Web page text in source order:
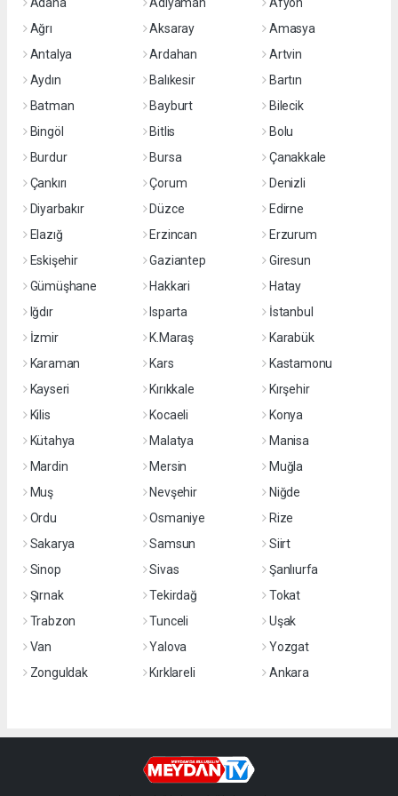
Ağrı
Aksaray
Amasya
Antalya
Ardahan
Artvin
Aydın
Balıkesir
Bartın
Batman
Bayburt
Bilecik
Bingöl
Bitlis
Bolu
Burdur
Bursa
Çanakkale
Çankırı
Çorum
Denizli
Diyarbakır
Düzce
Edirne
Elazığ
Erzincan
Erzurum
Eskişehir
Gaziantep
Giresun
Gümüşhane
Hakkari
Hatay
Iğdır
Isparta
İstanbul
İzmir
K.Maraş
Karabük
Karaman
Kars
Kastamonu
Kayseri
Kırıkkale
Kırşehir
Kilis
Kocaeli
Konya
Kütahya
Malatya
Manisa
Mardin
Mersin
Muğla
Muş
Nevşehir
Niğde
Ordu
Osmaniye
Rize
Sakarya
Samsun
Siirt
Sinop
Sivas
Şanlıurfa
Şırnak
Tekirdağ
Tokat
Trabzon
Tunceli
Uşak
Van
Yalova
Yozgat
Zonguldak
Kırklareli Ankara